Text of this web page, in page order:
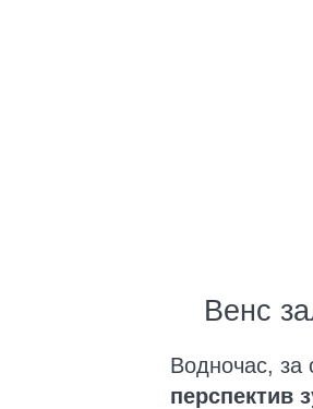
Венс
Водночас, за
перспектив